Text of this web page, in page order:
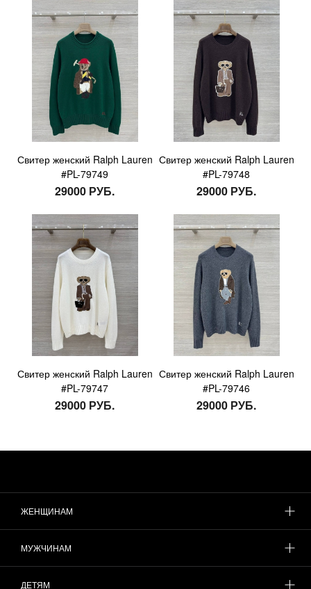
Свитер женский Ralph Lauren
#PL-79749
29000 РУБ.
Свитер женский Ralph Lauren
#PL-79748
29000 РУБ.
Свитер женский Ralph Lauren
#PL-79747
29000 РУБ.
Свитер женский Ralph Lauren
#PL-79746
29000 РУБ.
ЖЕНЩИНАМ
МУЖЧИНАМ
ДЕТЯМ